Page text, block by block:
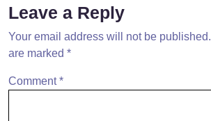
Leave a Reply
Your email address will not be published.
are marked *
Comment*